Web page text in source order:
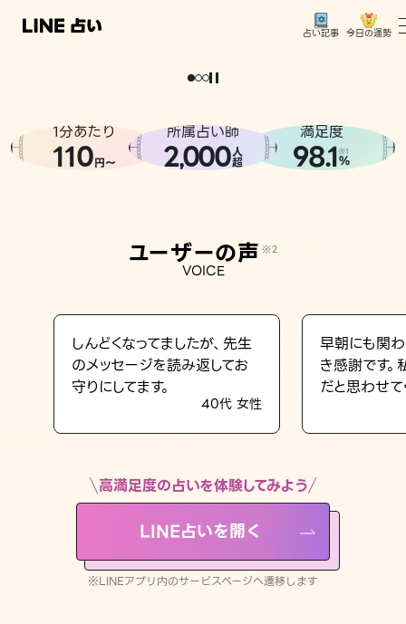
占い記事 今日の運勢
相談事例
LINE占いを開く
※LINEアプリ内のサービスページへ遷移します
どうせなら
。
1分あたり
110円〜
所属占い師
2,000人
超
満足度
98.1※1
%
ユーザーの声 ※2
VOICE
しんどくなってましたが、先生
のメッセージを読み返してお
守りにしてます。
40代 女性
早朝にも関
き感謝です
だと思わせて
高満足度の占いを体験してみよう
LINE占いを開く
※LINEアプリ内のサービスページへ遷移します